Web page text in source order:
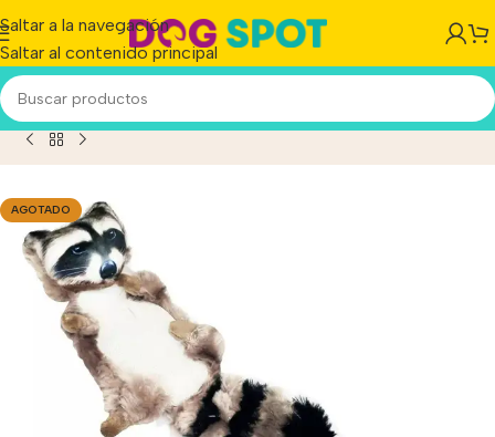
Saltar a la navegación
Saltar al contenido principal
Mapache Plush Squeaky Anti Estres Ansiedad 30 CM
AGOTADO